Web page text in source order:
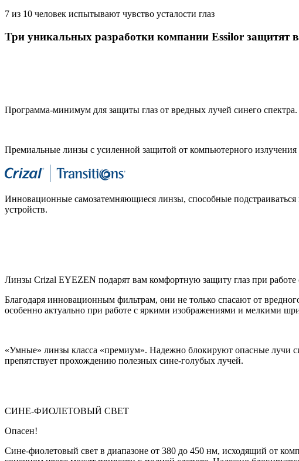
7 из 10 человек испытывают чувство усталости глаз
Три уникальных разработки компании Essilor защитят
Программа-минимум для защиты глаз от вредных лучей синего
Премиальные линзы с усиленной защитой от компьютерного
Инновационные самозатемняющиеся линзы, способные
устройств.
Линзы Crizal EYEZEN подарят вам комфортную защиту глаз при работе
Благодаря инновационным фильтрам, они не только спасают от
особенно актуально при работе с яркими изображениями и мелкими
«Умные» линзы класса «премиум». Надежно блокируют опасные лучи
препятствует прохождению полезных сине-голубых лучей.
СИНЕ-ФИОЛЕТОВЫЙ СВЕТ
Опасен!
Сине-фиолетовый свет в диапазоне от 380 до 450 нм, исходящий от